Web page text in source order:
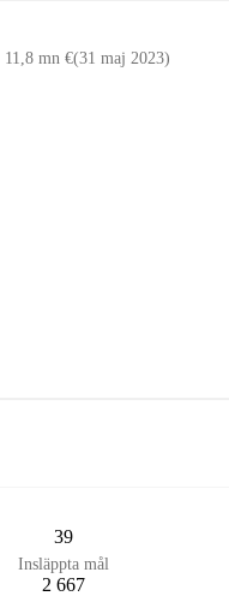
11,8 mn €(31 maj 2023)
39
Insläppta mål
2 667